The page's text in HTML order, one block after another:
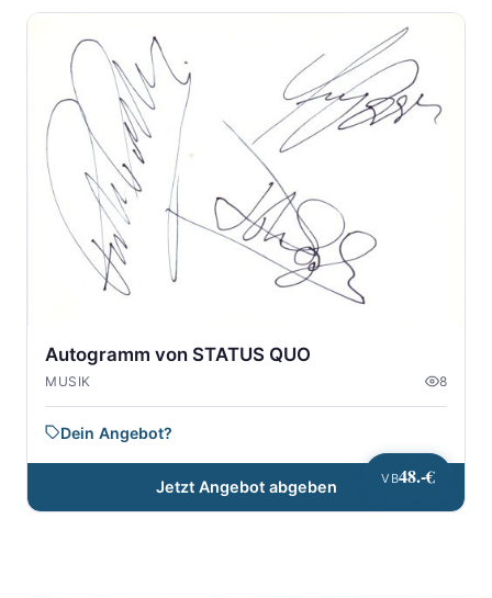
VB48.-€
Autogramm von STATUS QUO
MUSIK 8
Dein Angebot?
Jetzt Angebot abgeben